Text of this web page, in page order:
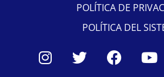
POLÍTICA DE
POLÍTICA DEL